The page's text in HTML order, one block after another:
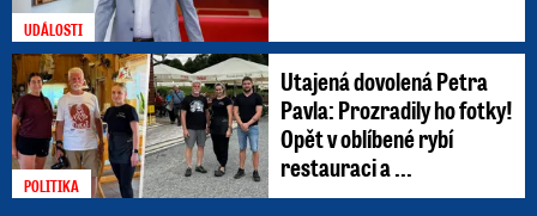
UDÁLOSTI
POLITIKA
Utajená dovolená Petra
Pavla: Prozradily ho fotky!
Opět v oblíbené rybí
restauraci a ...